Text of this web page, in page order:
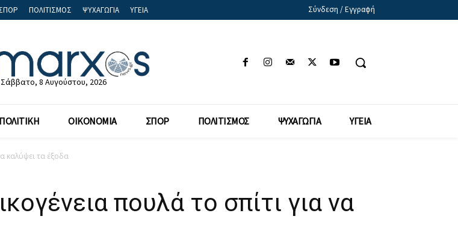
ΠΟΛΙΤΙΣΜΟΣ ΨΥΧΑΓΩΓΙΑ ΥΓΕΙΑ Σύνδεση / Εγγραφή
Σάββατο, 8 Αυγούστου, 2026
ΠΟΛΙΤΙΚΗ ΟΙΚΟΝΟΜΙΑ ΣΠΟΡ ΠΟΛΙΤΙΣΜΟΣ ΨΥΧΑΓΩΓΙΑ ΥΓΕΙΑ
καλύψει τα έξοδα
πουλά το σπίτι για να